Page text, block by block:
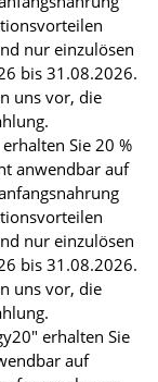
nur einzulösen
bis 31.08.2026.
uns vor, die
Sie 20 %
anwendbar auf
nur einzulösen
bis 31.08.2026.
uns vor, die
erhalten Sie
auf